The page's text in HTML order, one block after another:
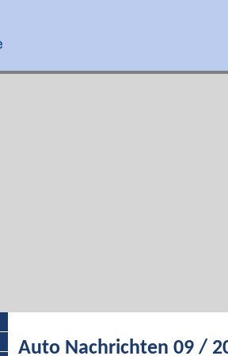
Auto Nachrichten 09 /